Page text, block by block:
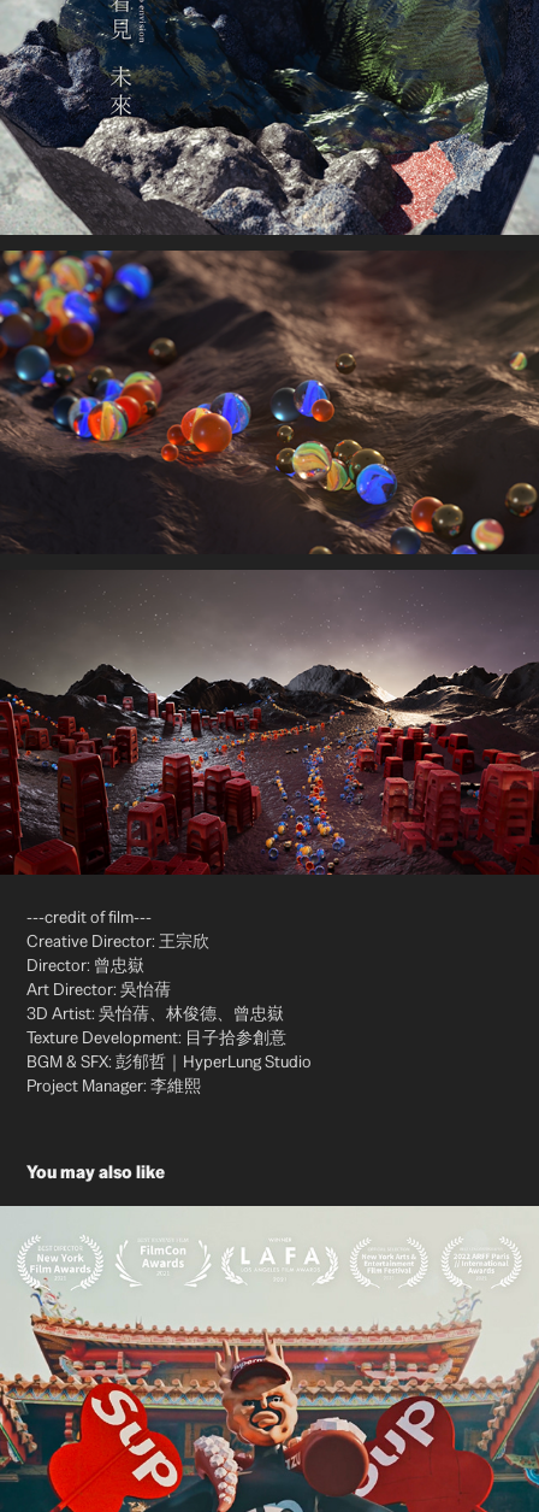
---credit of film---
Creative Director: 王宗欣
Director: 曾忠嶽
Art Director: 吳怡蒨
3D Artist: 吳怡蒨、林俊德、曾忠嶽
Texture Development: 目子拾参創意
BGM & SFX: 彭郁哲｜HyperLung Studio
Project Manager: 李維熙
You may also like
Tainan Fantage 台南市文化創新與場域再造宣傳影片